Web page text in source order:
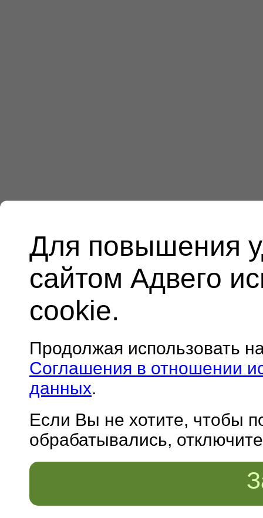
Для повышения
сайтом Адвего
cookie.
Продолжая использовать
Соглашения в отношении
данных.
Если Вы не хотите, чтобы
обрабатывались,